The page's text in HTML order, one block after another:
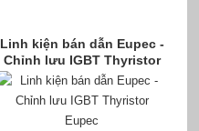
Linh kiện bán dẫn Eupec -
Chỉnh lưu IGBT Thyristor
Eupec